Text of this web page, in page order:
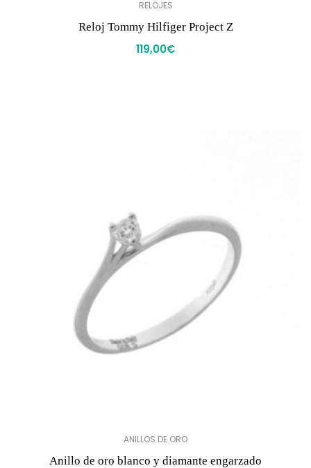
RELOJES
Reloj Tommy Hilfiger Project Z
119,00€
ANILLOS DE ORO
Anillo de oro blanco y diamante engarzado